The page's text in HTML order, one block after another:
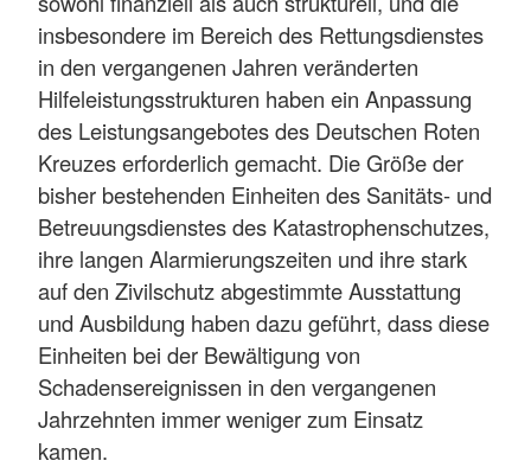
insbesondere im Bereich des Rettungsdienstes
in den vergangenen Jahren veränderten
Hilfeleistungsstrukturen haben ein Anpassung
des Leistungsangebotes des Deutschen Roten
Kreuzes erforderlich gemacht. Die Größe der
bisher bestehenden Einheiten des Sanitäts- und
Betreuungsdienstes des Katastrophenschutzes,
ihre langen Alarmierungszeiten und ihre stark
auf den Zivilschutz abgestimmte Ausstattung
und Ausbildung haben dazu geführt, dass diese
Einheiten bei der Bewältigung von
Schadensereignissen in den vergangenen
Jahrzehnten immer weniger zum Einsatz
kamen.